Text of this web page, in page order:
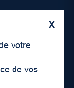
X
votre
de vos